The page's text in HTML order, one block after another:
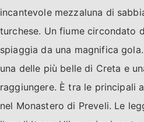
incantevole mezzaluna di
turchese. Un fiume circondato
spiaggia da una magnifica
una delle più belle di Creta e
raggiungere. È tra le principali
nel Monastero di Preveli. Le